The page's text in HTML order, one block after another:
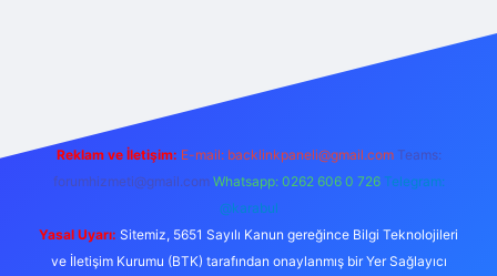
betexper giriş
Reklam ve İletişim: E-mail: backlinkpaneli@gmail.com Teams:
forumhizmeti@gmail.com Whatsapp: 0262 606 0 726 Telegram:
@karabul
Yasal Uyarı: Sitemiz, 5651 Sayılı Kanun gereğince Bilgi Teknolojileri
ve İletişim Kurumu (BTK) tarafından onaylanmış bir Yer Sağlayıcı